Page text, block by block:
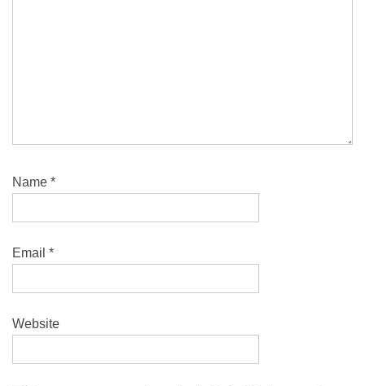
Name *
Email *
Website